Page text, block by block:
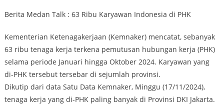
Berita Medan Talk : 63 Ribu Karyawan Indonesia di PHK
Kementerian Ketenagakerjaan (Kemnaker) mencatat, sebanyak
63 ribu tenaga kerja terkena pemutusan hubungan kerja (PHK)
selama periode Januari hingga Oktober 2024. Karyawan yang
di-PHK tersebut tersebar di sejumlah provinsi.
Dikutip dari data Satu Data Kemnaker, Minggu (17/11/2024),
tenaga kerja yang di-PHK paling banyak di Provinsi DKI Jakarta.